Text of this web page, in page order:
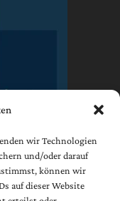
wir Technologien
und/oder darauf
können wir
auf dieser Website